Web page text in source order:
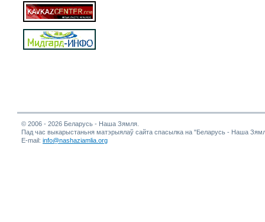
© 2006 - 2026 Беларусь - Наша Зямля.
Пад час выкарыстаньня матэрыялаў сайта спасылка на "Беларусь - Наша
E-mail: info@nashaziamlia.org